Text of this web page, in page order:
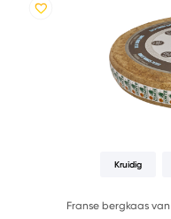
Kruidig
Franse bergkaas